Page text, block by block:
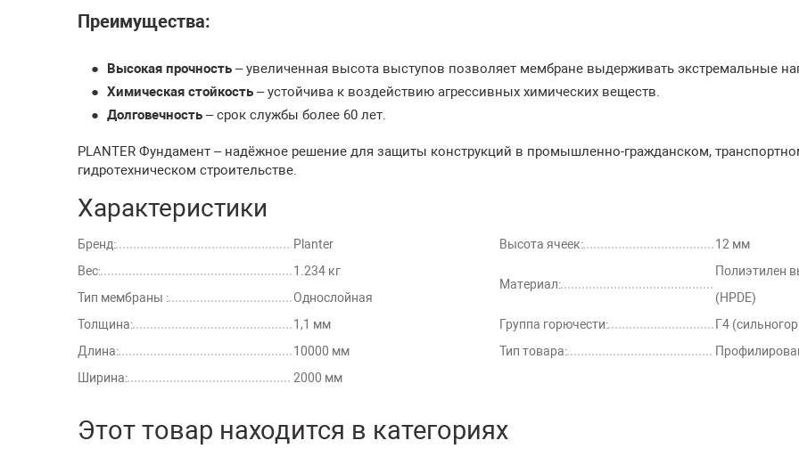
Преимущества:
Высокая прочность – увеличенная высота выступов позволяет мембране выдерживать экстремальные
Химическая стойкость – устойчива к воздействию агрессивных химических веществ.
Долговечность – срок службы более 60 лет.
PLANTER Фундамент – надёжное решение для защиты конструкций в промышленно-гражданском,
гидротехническом строительстве.
Характеристики
Бренд:
Planter
Вес:
1.234 кг
Тип мембраны :
Однослойная
Толщина:
1,1 мм
Длина:
10000 мм
Ширина:
2000 мм
Высота ячеек: 12 мм
Материал:
Полиэтилен
(HPDE)
Группа горючести:
Г4
Тип товара:
Этот товар находится в категориях